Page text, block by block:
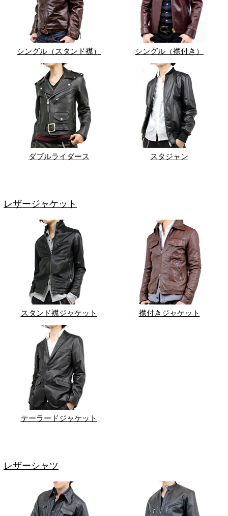
シングル（スタンド襟） シングル（襟付き）
ダブルライダース スタジャン
レザージャケット
スタンド襟ジャケット 襟付きジャケット
テーラードジャケット
レザーシャツ